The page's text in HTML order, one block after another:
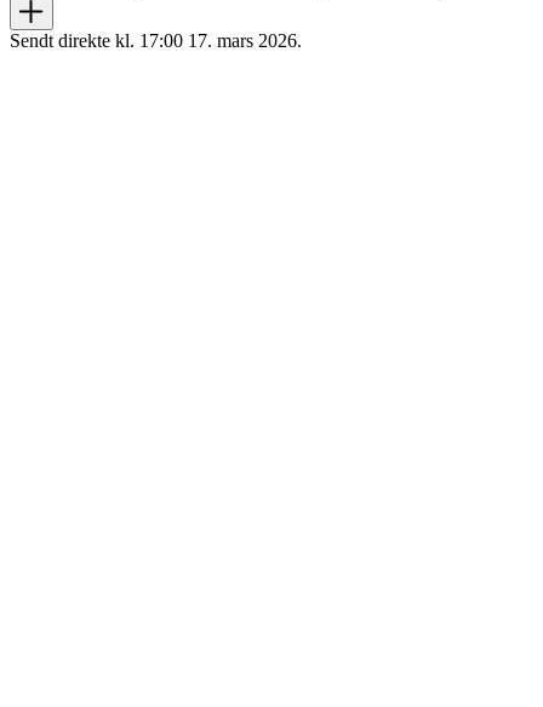
Sendt direkte kl. 17:00 17. mars 2026.